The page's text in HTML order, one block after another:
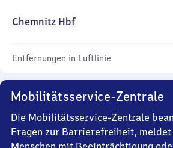
Chemnitz Hbf
Entfernungen in Luftlinie
Mobilitätsservice-Zentrale
Die Mobilitätsservice-Zentrale
Fragen zur Barrierefreiheit,